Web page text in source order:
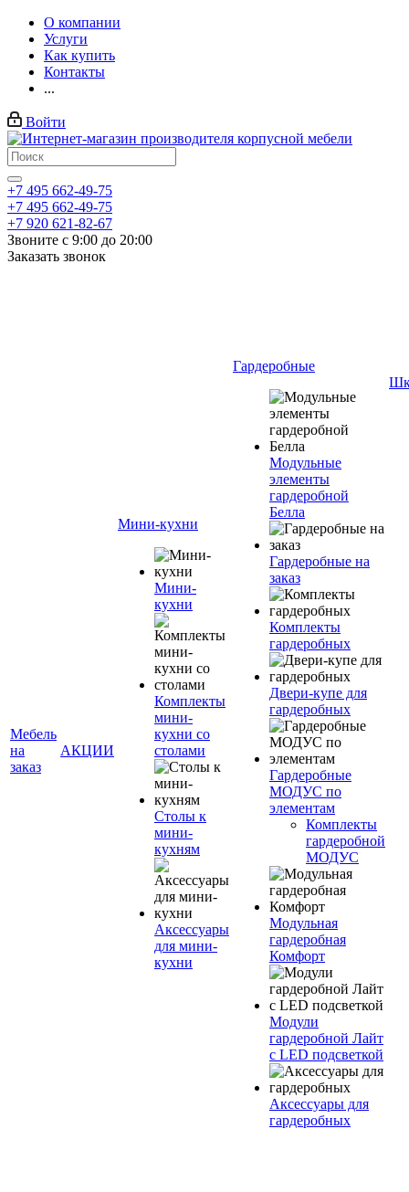
О компании
Услуги
Как купить
Контакты
...
Войти
+7 495 662-49-75
+7 495 662-49-75
+7 920 621-82-67
Звоните с 9:00 до 20:00
Заказать звонок
Мебель
на
заказ
АКЦИИ
Мини-кухни
Мини-
кухни
Комплекты
мини-
кухни со
столами
Столы к
мини-
кухням
Аксессуары
для мини-
кухни
Гардеробные
Модульные
элементы
гардеробной
Белла
Гардеробные на
заказ
Комплекты
гардеробных
Двери-купе для
гардеробных
Гардеробные
МОДУС по
элементам
Комплекты
гардеробной
МОДУС
Модульная
гардеробная
Комфорт
Модули
гардеробной Лайт
с LED подсветкой
Аксессуары для
гардеробных